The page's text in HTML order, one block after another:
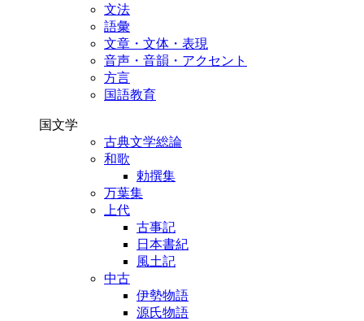
文法
語彙
文章・文体・表現
音声・音韻・アクセント
方言
国語教育
国文学
古典文学総論
和歌
勅撰集
万葉集
上代
古事記
日本書紀
風土記
中古
伊勢物語
源氏物語